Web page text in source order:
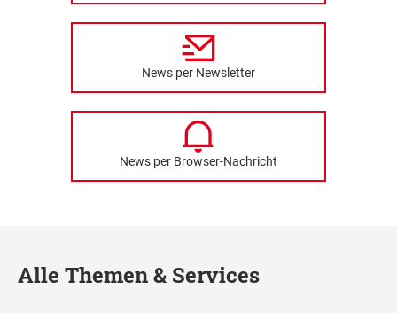
News per Newsletter
News per Browser-Nachricht
Alle Themen & Services